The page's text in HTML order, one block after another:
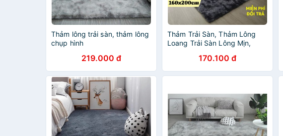
Thảm lông trải sàn, thảm lông
chụp hình
219.000 đ
Thảm Trải Sàn, Thảm Lông
Loang Trải Sàn Lông Mịn,
PAPAA.HOME170.100 đ